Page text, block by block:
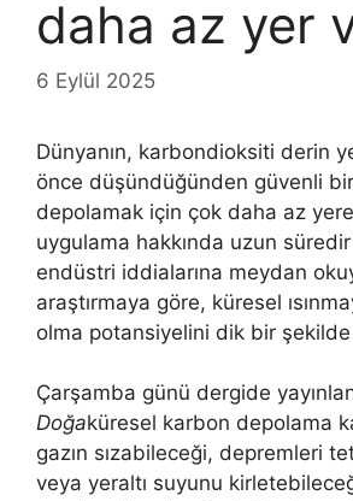
daha az yer
6 Eylül 2025
Dünyanın, karbondioksiti derin
önce düşündüğünden güvenli
depolamak için çok daha az
uygulama hakkında uzun
endüstri iddialarına meydan
araştırmaya göre, küresel
olma potansiyelini dik bir
Çarşamba günü dergide
Doğaküresel karbon depolama
gazın sızabileceği, depremleri
veya yeraltı suyunu